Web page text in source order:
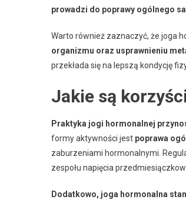
prowadzi do poprawy ogólnego
Warto również zaznaczyć, że joga
organizmu oraz usprawnieniu
przekłada się na lepszą kondycję
Jakie są
Praktyka jogi hormonalnej
formy aktywności jest poprawa
zaburzeniami hormonalnymi.
zespołu napięcia
Dodatkowo, joga hormonalna